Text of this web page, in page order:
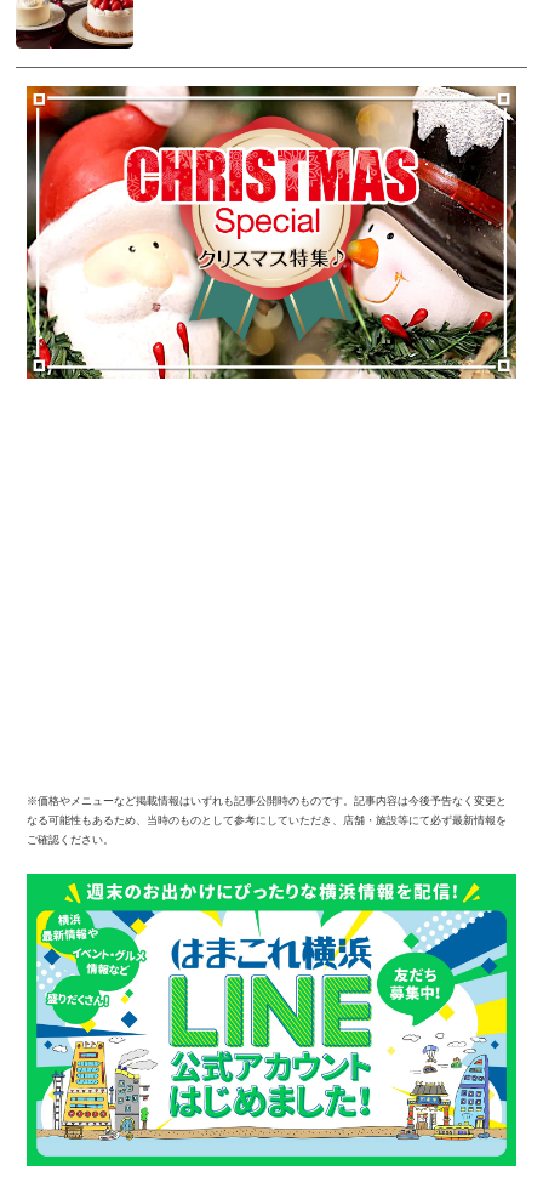
※価格やメニューなど掲載情報はいずれも記事公開時のものです。記事内容は今後予告なく変更と
なる可能性もあるため、当時のものとして参考にしていただき、店舗・施設等にて必ず最新情報を
ご確認ください。